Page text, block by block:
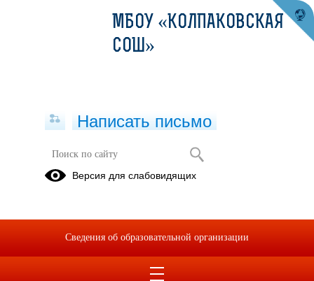
Олимпиады. Конкурсы. Фестивали.
Акции
школьников
Эстафета
МБОУ «КОЛПАКОВСКАЯ
СОШ»
Написать письмо
Версия для слабовидящих
Сведения об образовательной организации